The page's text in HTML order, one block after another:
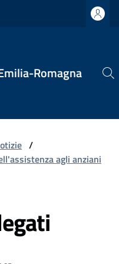
Romagna
/
agli anziani